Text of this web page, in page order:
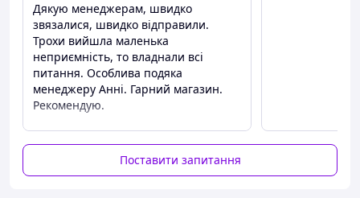
Дякую менеджерам, швидко
звязалися, швидко відправили.
Трохи вийшла маленька
неприємність, то владнали всі
питання. Особлива подяка
менеджеру Анні. Гарний магазин.
Рекомендую.
Переваги
Ціна. Якість.
Поставити запитання